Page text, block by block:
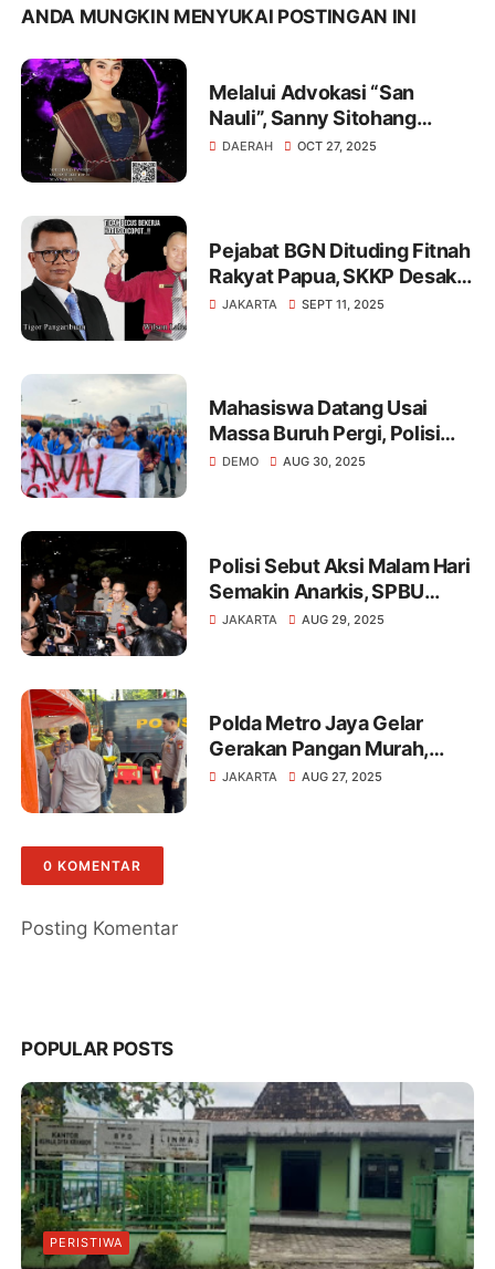
ANDA MUNGKIN MENYUKAI POSTINGAN INI
Melalui Advokasi “San
Nauli”, Sanny Sitohang
Wakili Sumatera Utara ke
DAERAH OCT 27, 2025
Pejabat BGN Dituding Fitnah
Rakyat Papua, SKKP Desak
Pencopotan Tigor
JAKARTA SEPT 11, 2025
Mahasiswa Datang Usai
Massa Buruh Pergi, Polisi
Sebut Situasi Kondusif
DEMO AUG 30, 2025
Polisi Sebut Aksi Malam Hari
Semakin Anarkis, SPBU
Dilempari Molotov
JAKARTA AUG 29, 2025
Polda Metro Jaya Gelar
Gerakan Pangan Murah,
Target 5 Ton Beras Per Hari
JAKARTA AUG 27, 2025
0 KOMENTAR
Posting Komentar
POPULAR POSTS
PERISTIWA